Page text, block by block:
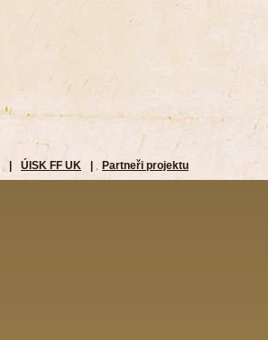
ÚISK FF UK Partneři projektu